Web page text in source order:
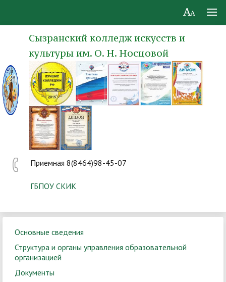
Сызранский колледж искусств и
культуры им. О. Н. Носцовой
Приемная 8(8464)98-45-07
ГБПОУ СКИК
Основные сведения
Структура и органы управления образовательной
организацией
Документы